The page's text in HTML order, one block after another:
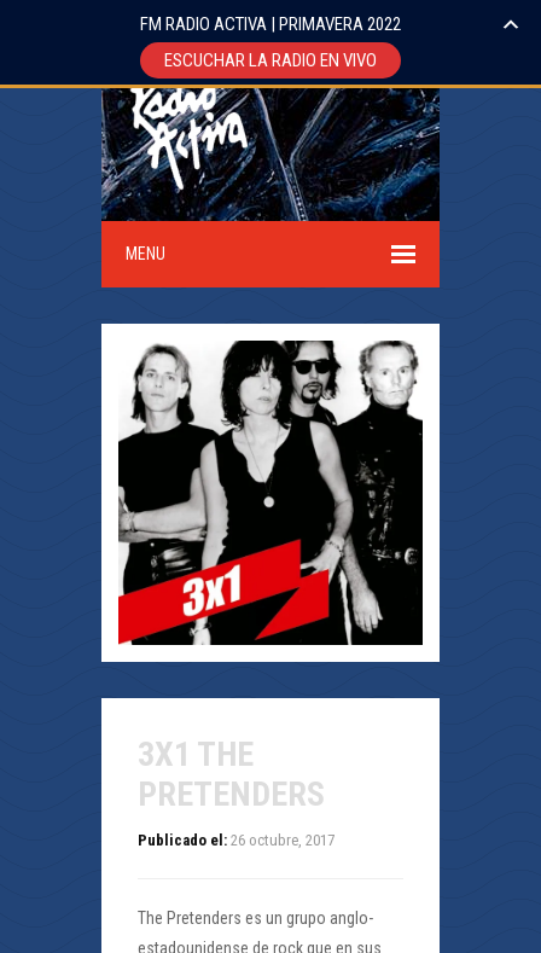
MENU
3X1 THE
PRETENDERS
Publicado el: 26 octubre, 2017
The Pretenders es un grupo anglo-
estadounidense de rock que en sus
FM RADIO ACTIVA | PRIMAVERA 2022
ESCUCHAR LA RADIO EN VIVO